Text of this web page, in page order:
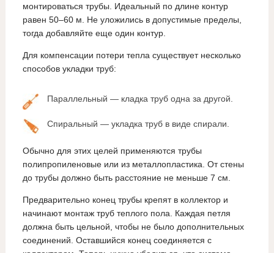
монтироваться трубы. Идеальный по длине контур
равен 50–60 м. Не уложились в допустимые пределы,
тогда добавляйте еще один контур.
Для компенсации потери тепла существует несколько
способов укладки труб:
Параллельный — кладка труб одна за другой.
Спиральный — укладка труб в виде спирали.
Обычно для этих целей применяются трубы
полипропиленовые или из металлопластика. От стены
до трубы должно быть расстояние не меньше 7 см.
Предварительно конец трубы крепят в коллектор и
начинают монтаж труб теплого пола. Каждая петля
должна быть цельной, чтобы не было дополнительных
соединений. Оставшийся конец соединяется с